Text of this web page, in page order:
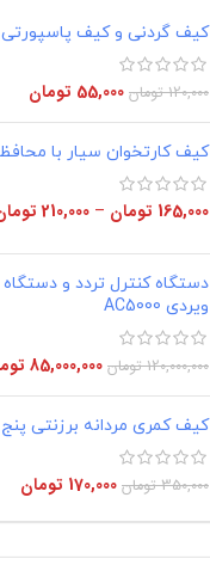
کیف گردنی و کیف پاسپورتی
120,000 تومان 55,000 تومان
کیف کارتخوان سیار با محافظ
165,000 تومان –
210,000
دستگاه کنترل تردد و
ویردی AC5000
120,000,000 تومان 85,000,000
کیف کمری مردانه برزنتی
350,000 تومان 170,000 تومان